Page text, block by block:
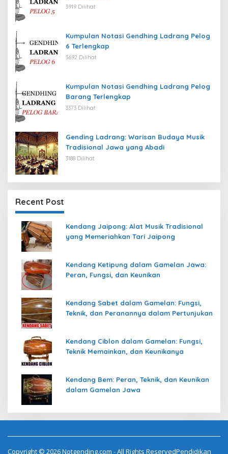
3919 Dilihat
Kumpulan Notasi Gendhing Ladrang Pelog
6 Terlengkap
3692 Dilihat
Kumpulan Notasi Gendhing Ladrang Pelog
Barang Terlengkap
3373 Dilihat
Gending Ladrang: Warisan Budaya Musik
Tradisional Jawa yang Abadi
3188 Dilihat
Recent Post
Kendang Jaipong: Alat Musik Tradisional
yang Memeriahkan Tari Jaipong
Kendang Ketipung dalam Gamelan Jawa:
Peran, Fungsi, dan Keunikan
Kendang Sabet dalam Gamelan: Fungsi,
Teknik, dan Peranannya dalam Pertunjukan
Kendang Ciblon dalam Gamelan: Fungsi,
Teknik Memainkan, dan Keunikanya
Kendang Bem: Peran, Teknik, dan Keunikan
dalam Gamelan Jawa
Copyright © 2026 Notgending.com - All Rights ReservedPendidikan